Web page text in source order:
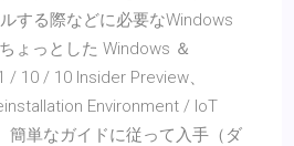
する際などに必要なWindows
ょっとした Windows ＆
10 / 10 Insider Preview、
Environment / IoT
簡単なガイドに従って入手（ダ